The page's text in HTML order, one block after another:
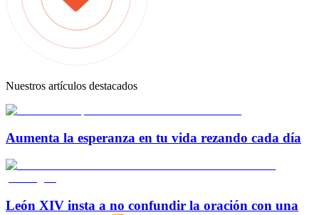
Nuestros artículos destacados
Aumenta la esperanza en tu vida rezando cada día
León XIV insta a no confundir la oración con una